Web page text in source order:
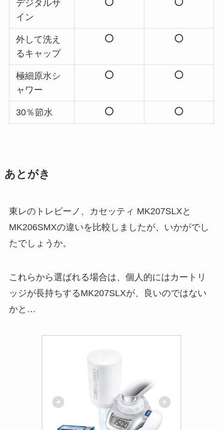
デジタルサ
イン
外して洗え
るキャップ
極細原水シ
ャワー
30％節水
あとがき
東レのトレビーノ、カセッティ MK207SLXと
MK206SMXの違いを比較しましたが、いかがでし
たでしょうか。
これらから選ばれる場合は、個人的にはカートリ
ッジが長持ちするMK207SLXが、良いのではない
かと…